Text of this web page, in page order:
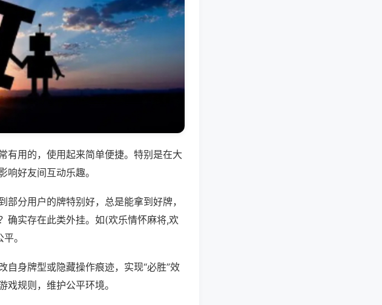
有用的，使用起来简单便捷。特别是在大
好友间互动乐趣。
分用户的牌特别好，总是能拿到好牌，
确实存在此类外挂。如(欢乐情怀麻将,欢
。
自身牌型或隐藏操作痕迹，实现“必胜”效
规则，维护公平环境。